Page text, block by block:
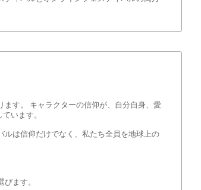
す。 キャラクターの信仰が、自分自身、愛
います。
は信仰だけでなく、私たち全員を地球上の
ます。